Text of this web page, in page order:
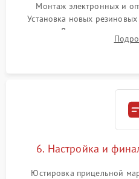
Монтаж электронных и
Установка новых
герметика. Для закрытых
заполнение инертным газом
6. Настройка и
Юстировка прицельной